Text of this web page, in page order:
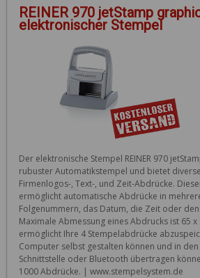
REINER 970 jetStamp
elektronischer Stempel
Der elektronische Stempel REINER 970
rubuster Automatikstempel und bietet
Firmenlogos-, Text-, und Zeit-Abdrücke.
ermöglicht automatische Abdrücke in
Folgenummern, das Datum, die Zeit oder
Maximale Abmessung eines Abdrucks ist 65
ermöglicht Ihre 4 Stempelabdrücke
Computer selbst gestalten können und in
Schnittstelle oder Bluetooth übertragen
1000 Abdrücke. | www.stempelsystem.de